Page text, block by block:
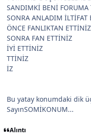
SANDIMKİ BENİ FORUMA
SONRA ANLADIM İLTİFAT
ÖNCE FANLIKTAN ETTİNİZ
SONRA FAN ETTİNİZ
İYİ ETTİNİZ
TTİNİZ
İZ
Bu yatay konumdaki dik
SayınSOMİKONUM...
Alıntı